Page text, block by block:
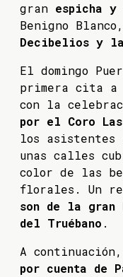
gran espicha y
Benigno Blanco,
Decibelios y la
El domingo
primera cita a
con la
por el Coro Las
los asistentes
unas calles
color de las
florales. Un
son de la gran
del Truébano .
A continuación,
por cuenta de